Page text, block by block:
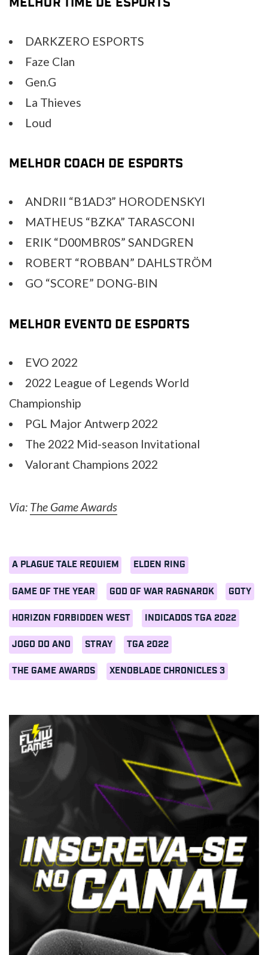
MELHOR TIME DE ESPORTS
DARKZERO ESPORTS
Faze Clan
Gen.G
La Thieves
Loud
MELHOR COACH DE ESPORTS
ANDRII “B1AD3” HORODENSKYI
MATHEUS “BZKA” TARASCONI
ERIK “D00MBR0S” SANDGREN
ROBERT “ROBBAN” DAHLSTRÖM
GO “SCORE” DONG-BIN
MELHOR EVENTO DE ESPORTS
EVO 2022
2022 League of Legends World
Championship
PGL Major Antwerp 2022
The 2022 Mid-season Invitational
Valorant Champions 2022
Via: The Game Awards
A PLAGUE TALE REQUIEM ELDEN RING
GAME OF THE YEAR GOD OF WAR RAGNAROK GOTY
HORIZON FORBIDDEN WEST INDICADOS TGA 2022
JOGO DO ANO STRAY TGA 2022
THE GAME AWARDS XENOBLADE CHRONICLES 3